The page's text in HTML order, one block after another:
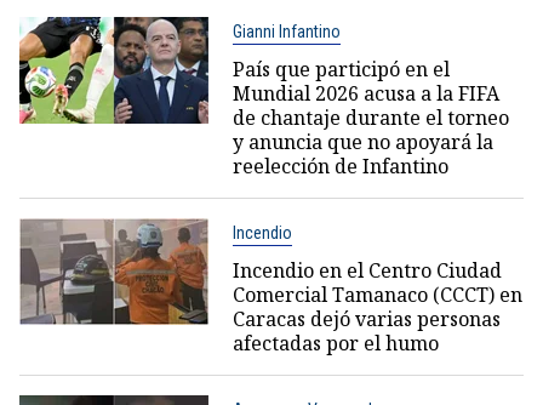
Gianni Infantino
País que participó en el
Mundial 2026 acusa a la FIFA
de chantaje durante el torneo
y anuncia que no apoyará la
reelección de Infantino
Incendio
Incendio en el Centro Ciudad
Comercial Tamanaco (CCCT) en
Caracas dejó varias personas
afectadas por el humo